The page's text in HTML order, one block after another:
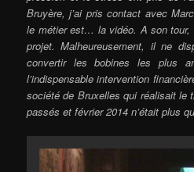
Bruyère, j’ai pris contact avec
le métier est… la vidéo. A son
projet. Malheureusement, il ne
convertir les bobines les plus
l’indispensable intervention
société de Bruxelles qui réalisait le
passés et février 2014 n’était plus